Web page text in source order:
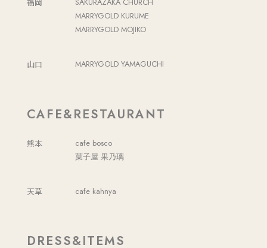
MARRYGOLD KURUME
MARRYGOLD MOJIKO
山口 MARRYGOLD YAMAGUCHI
CAFE&RESTAURANT
熊本
cafe bosco
菓子屋 果乃璃
天草 cafe kahnya
DRESS&ITEMS